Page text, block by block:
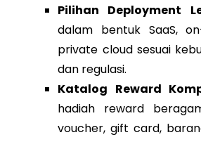
Pilihan Deployment
dalam bentuk SaaS,
private cloud sesuai
dan regulasi.
Katalog Reward
hadiah reward
voucher, gift card,